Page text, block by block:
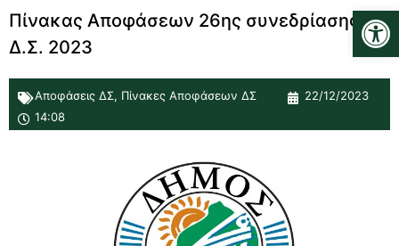
Πίνακας Αποφάσεων 26ης συνεδρίασης
Δ.Σ. 2023
Αποφάσεις ΔΣ, Πίνακες Αποφάσεων ΔΣ
22/12/2023
14:08